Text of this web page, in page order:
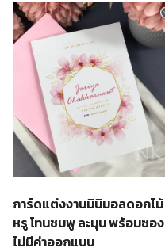
การ์ดแต่งงานมินิมอลดอกไม้
หรู โทนชมพู ละมุน พร้อมซอง
ไม่มีค่าออกแบบ